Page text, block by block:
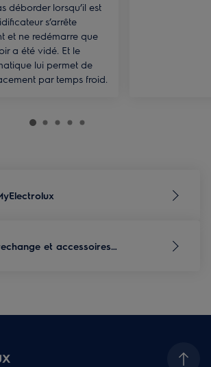
déborder lorsqu’il est
s’arrête
et ne redémarre que
a été vidé. Et le
lui permet de
par temps froid.
et accessoires